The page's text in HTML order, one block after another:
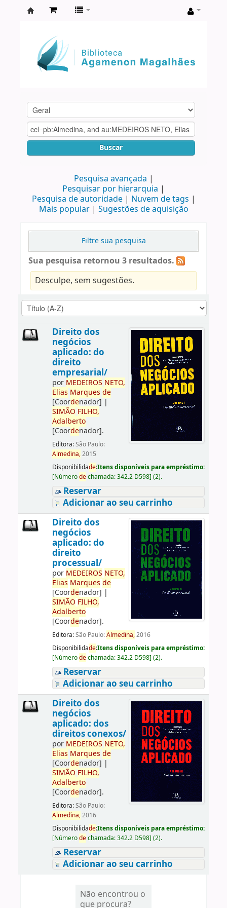
Agamenon
Magalhães
Buscar
Pesquisa avançada
Pesquisar por hierarquia
Pesquisa de autoridade
Nuvem de tags
Mais popular
Sugestões de aquisição
Filtre sua pesquisa
Sua pesquisa retornou 3 resultados.
Desculpe, sem sugestões.
Direito dos
negócios
aplicado: do
direito
empresarial/
por MEDEIROS NETO,
Elias Marques de
[Coordenador] |
SIMÃO FILHO,
Adalberto
[Coordenador].
Editora:São Paulo:
Almedina,2015
Disponibilidade:Itens disponíveis para empréstimo:
[Númerodechamada:342.2 D598] (2).
Reservar
Adicionar ao seu carrinho
Direito dos
negócios
aplicado: do
direito
processual/
por MEDEIROS NETO,
Elias Marques de
[Coordenador] |
SIMÃO FILHO,
Adalberto
[Coordenador].
Editora:São Paulo:Almedina,2016
Disponibilidade:Itens disponíveis para empréstimo:
[Númerodechamada:342.2 D598] (2).
Reservar
Adicionar ao seu carrinho
Direito dos
negócios
aplicado: dos
direitos conexos/
por MEDEIROS NETO,
Elias Marques de
[Coordenador] |
SIMÃO FILHO,
Adalberto
[Coordenador].
Editora:São Paulo:
Almedina,2016
Disponibilidade:Itens disponíveis para empréstimo:
[Númerodechamada:342.2 D598] (2).
Reservar
Adicionar ao seu carrinho
Não encontrou o
que procura?